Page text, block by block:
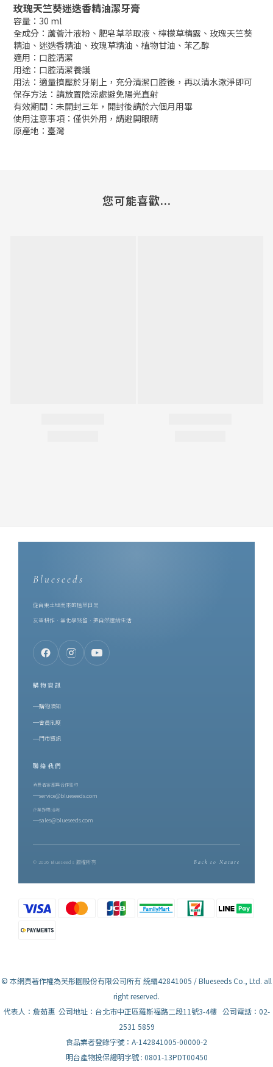
玫瑰天竺葵迷迭香精油潔牙膏
容量：30 ml
全成分：蘆薈汁液粉、肥皂草萃取液、檸檬草精露、玫瑰天竺葵
精油、迷迭香精油、玫瑰草精油、植物甘油、苯乙醇
適用：口腔清潔
用途：口腔清潔養護
用法：適量擠壓於牙刷上，充分清潔口腔後，再以清水漱淨即可
保存方法：請放置陰涼處避免陽光直射
有效期間：未開封三年，開封後請於六個月用畢
使用注意事項：僅供外用，請避開眼睛
原產地：臺灣
您可能喜歡...
Blueseeds
從台東土地而來的植萃日常
友善耕作．無化學殘留．把自然還給生活
購物資訊
購物須知
會員制度
門市資訊
聯絡我們
消費者客服與合作邀約
service@blueseeds.com
企業採購洽詢
sales@blueseeds.com
© 2026 Blueseeds 版權所有 Back to Nature
© 本網頁著作權為芙彤園股份有限公司所有 統編42841005 / Blueseeds Co., Ltd. all
right reserved.
代表人：詹茹惠 公司地址：台北市中正區羅斯福路二段11號3-4樓 公司電話：02-
2531 5859
食品業者登錄字號：A-142841005-00000-2
明台產物投保證明字號 : 0801-13PDT00450